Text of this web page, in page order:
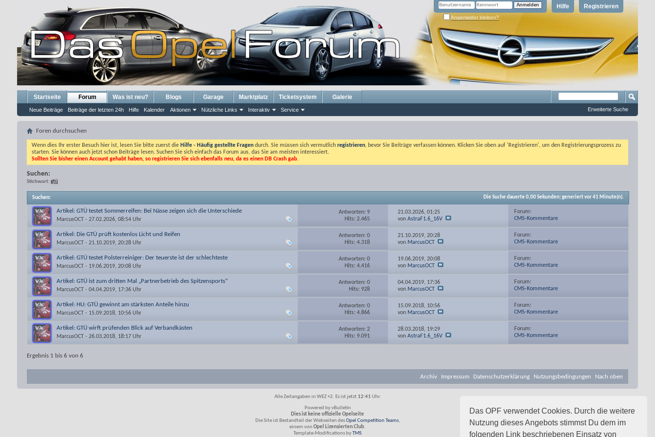
Das OPF verwendet Cookies. Durch die weitere
Nutzung dieses Angebots stimmst Du dem im
folgenden Link beschriebenen Einsatz von
Registrieren
Hilfe
Angemeldet bleiben?
Startseite Forum
Neue Beiträge Beiträge der letzten 24h Hilfe Kalender Aktionen Nützliche Links Interaktiv Service
Was ist neu? Blogs Garage Marktplatz Ticketsystem Galerie
Erweiterte Suche
Foren durchsuchen
Wenn dies Ihr erster Besuch hier ist, lesen Sie bitte zuerst die Hilfe - Häufig gestellte Fragen durch. Sie müssen sich vermutlich registrieren, bevor Sie Beiträge verfassen können. Klicken Sie oben auf 'Registrieren', um den Registrierungsprozess zu
starten. Sie können auch jetzt schon Beiträge lesen. Suchen Sie sich einfach das Forum aus, das Sie am meisten interessiert.
Sollten Sie bisher einen Account gehabt haben, so registrieren Sie sich ebenfalls neu, da es einen DB Crash gab.
Suchen:
Stichwort: gtü
Suchen: Die Suche dauerte 0,00Sekunden; generiert vor 41 Minute(n).
Artikel: GTÜ testet Sommerreifen: Bei Nässe zeigen sich die Unterschiede
MarcusOCT - 27.02.2026, 08:54 Uhr
Antworten: 9
Hits: 2.465
21.03.2026,01:25
vonAstraF1.6_16V
Forum:
CMS-Kommentare
Artikel: Die GTÜ prüft kostenlos Licht und Reifen
MarcusOCT - 21.10.2019, 20:28 Uhr
Antworten: 0
Hits: 4.318
21.10.2019,20:28
von MarcusOCT
Forum:
CMS-Kommentare
Artikel: GTÜ testet Polsterreiniger: Der teuerste ist der schlechteste
MarcusOCT - 19.06.2019, 20:08 Uhr
Antworten: 0
Hits: 4.416
19.06.2019,20:08
von MarcusOCT
Forum:
CMS-Kommentare
Artikel: GTÜ ist zum dritten Mal „Partnerbetrieb des Spitzensports“
MarcusOCT - 04.04.2019, 17:36 Uhr
Antworten: 0
Hits: 928
04.04.2019, 17:36
von MarcusOCT
Forum:
CMS-Kommentare
Artikel: HU: GTÜ gewinnt am stärksten Anteile hinzu
MarcusOCT - 15.09.2018, 10:56 Uhr
Antworten: 0
Hits: 4.866
15.09.2018, 10:56
von MarcusOCT
Forum:
CMS-Kommentare
Artikel: GTÜ wirft prüfenden Blick auf Verbandkästen
MarcusOCT - 26.03.2018, 18:17 Uhr
Antworten: 2
Hits: 9.091
28.03.2018, 19:29
vonAstraF1.6_16V
Forum:
CMS-Kommentare
Ergebnis 1 bis 6 von 6
Archiv Impressum Datenschutzerklärung Nutzungsbedingungen Nach oben
Alle Zeitangaben in WEZ +2. Es ist jetzt 12:41 Uhr.
Powered by vBulletin
Dies ist keine offizielle Opelseite
Die Site ist Bestandteil der Webseiten desOpel Competition Teams,
einem von Opel Lizensierten Club.
Template-Modifications byTMS